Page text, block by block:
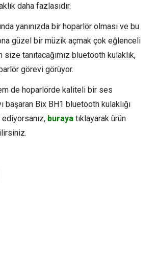
daha fazlasıdır.
yanınızda bir hoparlör olması ve bu
güzel bir müzik açmak çok eğlenceli
size tanıtacağımız bluetooth kulaklık,
görevi görüyor.
de hoparlörde kaliteli bir ses
başaran Bix BH1 bluetooth kulaklığı
buraya tıklayarak ürün